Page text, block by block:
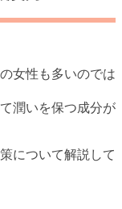
女性も多いのでは
潤いを保つ成分が
について解説して